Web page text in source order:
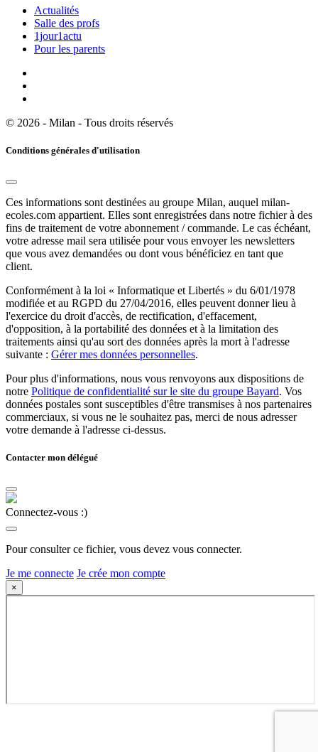
Actualités
Salle des profs
1jour1actu
Pour les parents
© 2026 - Milan - Tous droits réservés
Conditions générales d'utilisation
Ces informations sont destinées au groupe Milan, auquel milan-
ecoles.com appartient. Elles sont enregistrées dans notre fichier à des
fins de traitement de votre abonnement / commande. Le cas échéant,
votre adresse mail sera utilisée pour vous envoyer les newsletters
que vous avez demandées ou dont vous bénéficiez en tant que
client.
Conformément à la loi « Informatique et Libertés » du 6/01/1978
modifiée et au RGPD du 27/04/2016, elles peuvent donner lieu à
l'exercice du droit d'accès, de rectification, d'effacement,
d'opposition, à la portabilité des données et à la limitation des
traitements ainsi qu'au sort des données après la mort à l'adresse
suivante : Gérer mes données personnelles.
Pour plus d'informations, nous vous renvoyons aux dispositions de
notre Politique de confidentialité sur le site du groupe Bayard. Vos
données postales sont susceptibles d'être transmises à nos partenaires
commerciaux, si vous ne le souhaitez pas, merci de nous adresser
votre demande à l'adresse ci-dessus.
Contacter mon délégué
Connectez-vous :)
Pour consulter ce fichier, vous devez vous connecter.
Je me connecte Je crée mon compte
×